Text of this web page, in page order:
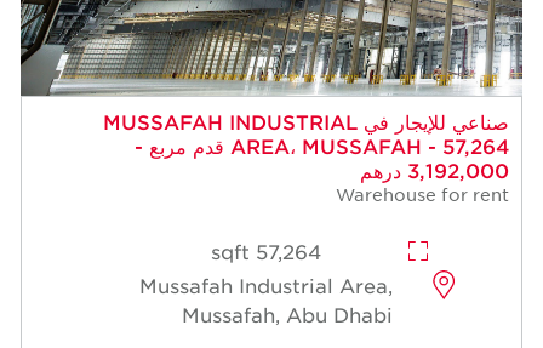
صناعي للإيجار في MUSSAFAH INDUSTRIAL
AREA، MUSSAFAH - 57,264 قدم مربع -
3,192,000 درهم
Warehouse for rent
57,264 sqft
Mussafah Industrial Area,
Mussafah, Abu Dhabi